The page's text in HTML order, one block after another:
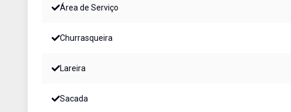
Área de Serviço
Churrasqueira
Lareira
Sacada